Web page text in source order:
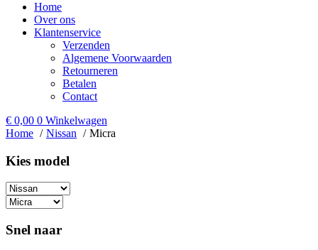
Home
Over ons
Klantenservice
Verzenden
Algemene Voorwaarden
Retourneren
Betalen
Contact
€ 0,00 0 Winkelwagen
Home
Nissan Micra
Kies model​
Snel naar